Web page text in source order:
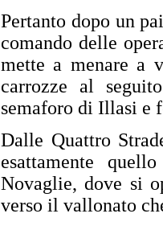
Pertanto dopo un
comando delle
mette a menare a
carrozze al
semaforo di Illasi e
Dalle Quattro
esattamente
Novaglie, dove si
verso il vallonato